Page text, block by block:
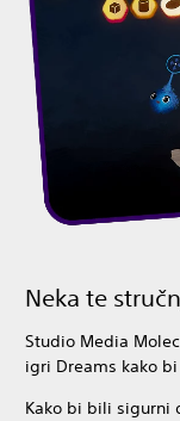
Neka te
Studio Media
igri Dreams kako
Kako bi bili sigurni